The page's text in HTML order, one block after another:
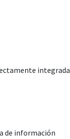
de información